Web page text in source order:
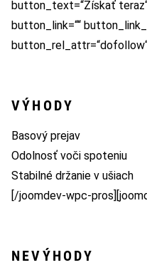
button_text=“Získať
button_link=““
VÝHODY
Basový prejav
Odolnosť voči spoteniu
Stabilné držanie v ušiach
[/joomdev-wpc-
NEVÝHODY